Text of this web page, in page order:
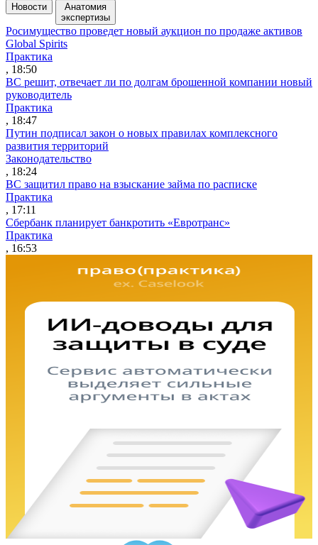
Новости
Анатомия
экспертизы
Росимущество проведет новый аукцион по продаже активов
Global Spirits
Практика
, 18:50
ВС решит, отвечает ли по долгам брошенной компании новый
руководитель
Практика
, 18:47
Путин подписал закон о новых правилах комплексного
развития территорий
Законодательство
, 18:24
ВС защитил право на взыскание займа по расписке
Практика
, 17:11
Сбербанк планирует банкротить «Евротранс»
Практика
, 16:53